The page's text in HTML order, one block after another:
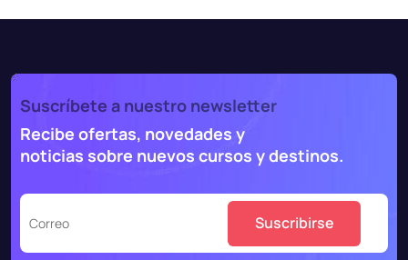
Suscríbete a nuestro newsletter
Recibe ofertas, novedades y
noticias sobre nuevos cursos y destinos.